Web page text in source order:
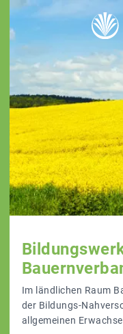
Im ländlichen Raum
der Bildungs-
allgemeinen